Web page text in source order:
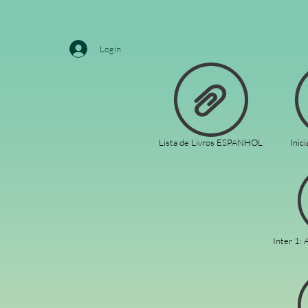
Login
Lista de Livros ESPANHOL
Inter 1: